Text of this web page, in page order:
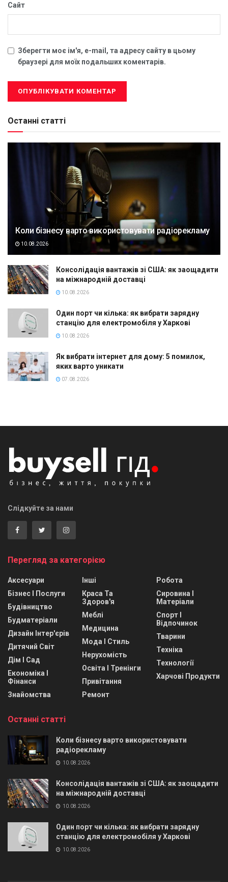
Сайт
Зберегти моє ім'я, e-mail, та адресу сайту в цьому
браузері для моїх подальших коментарів.
Останні статті
Коли бізнесу варто використовувати радіорекламу
10.08.2026
Консолідація вантажів зі США: як заощадити
на міжнародній доставці
10.08.2026
Один порт чи кілька: як вибрати зарядну
станцію для електромобіля у Харкові
10.08.2026
Як вибрати інтернет для дому: 5 помилок,
яких варто уникати
07.08.2026
Слідкуйте за нами
Перегляд за категорією
Аксесуари
Бізнес І Послуги
Будівництво
Будматеріали
Дизайн Інтер'єрів
Дитячий Світ
Дім І Сад
Економіка І
Фінанси
Знайомства
Інші
Краса Та
Здоров'я
Меблі
Медицина
Мода І Стиль
Нерухомість
Освіта І Тренінги
Привітання
Ремонт
Робота
Сировина І
Матеріали
Спорт І
Відпочинок
Тварини
Техніка
Технології
Харчові Продукти
Останні статті
Коли бізнесу варто використовувати
радіорекламу
10.08.2026
Консолідація вантажів зі США: як заощадити
на міжнародній доставці
10.08.2026
Один порт чи кілька: як вибрати зарядну
станцію для електромобіля у Харкові
10.08.2026